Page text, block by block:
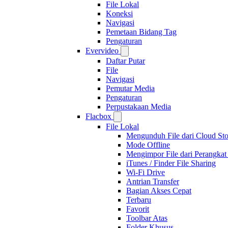
File Lokal
Koneksi
Navigasi
Pemetaan Bidang Tag
Pengaturan
Evervideo
Daftar Putar
File
Navigasi
Pemutar Media
Pengaturan
Perpustakaan Media
Flacbox
File Lokal
Mengunduh File dari Cloud
Mode Offline
Mengimpor File dari Perangkat
iTunes / Finder File Sharing
Wi-Fi Drive
Antrian Transfer
Bagian Akses Cepat
Terbaru
Favorit
Toolbar Atas